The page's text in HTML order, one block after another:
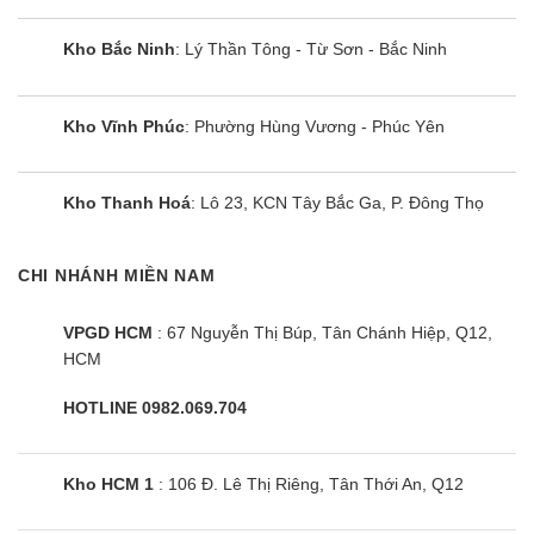
chọn được sản phẩm phù hợp nhất với nhu cầu.
Điện máy siêu rẻ cam kết :
✅ Tình trạng:
✅ Giao lắp: Sau 2 ~ 4h đặt hàng
✅ Bảo hành:
✅ Hỗ trợ trả góp:
Kho Bắc Ninh: Lý Thần Tông - Từ Sơn - Bắc Ninh
Kho Vĩnh Phúc: Phường Hùng Vương - Phúc Yên
Kho Thanh Hoá: Lô 23, KCN Tây Bắc Ga, P. Đông Thọ
CHI NHÁNH MIỀN NAM
VPGD HCM : 67 Nguyễn Thị Búp, Tân Chánh Hiệp, Q12,
HCM
HOTLINE 0982.069.704
Kho HCM 1 : 106 Đ. Lê Thị Riêng, Tân Thới An, Q12